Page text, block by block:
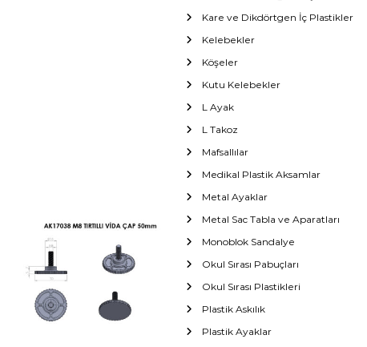
Kare ve Dikdörtgen İç Plastikler
Kelebekler
Köşeler
Kutu Kelebekler
L Ayak
L Takoz
Mafsallılar
Medikal Plastik Aksamlar
Metal Ayaklar
Metal Sac Tabla ve Aparatları
Monoblok Sandalye
Okul Sırası Pabuçları
Okul Sırası Plastikleri
Plastik Askılık
Plastik Ayaklar